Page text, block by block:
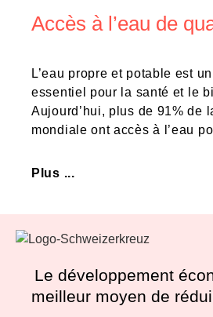
Accès à l’eau de
L’eau propre et potable est
essentiel pour la santé et le
Aujourd’hui, plus de 91% de
mondiale ont accès à l’eau
Plus ...
Le développement
meilleur moyen de